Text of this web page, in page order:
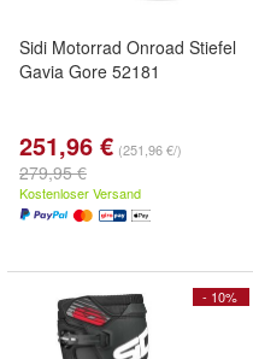
Sidi Motorrad Onroad Stiefel
Gavia Gore 52181
251,96 € (251,96 €/)
279,95 €
Kostenloser Versand
- 10%